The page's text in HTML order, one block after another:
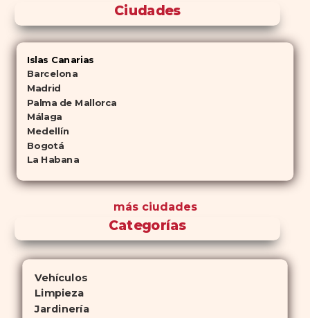
Ciudades
Islas Canarias
Barcelona
Madrid
Palma de Mallorca
Málaga
Medellín
Bogotá
La Habana
más ciudades
Categorías
Vehículos
Limpieza
Jardinería